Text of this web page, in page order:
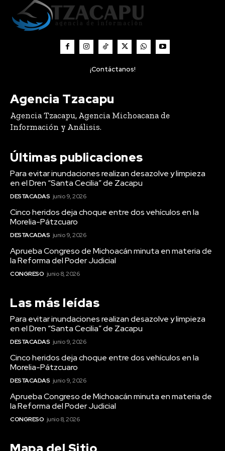
¡Contáctanos!
Agencia Tzacapu
Agencia Tzacapu, Agencia Michoacana de
Información y Análisis.
Últimas publicaciones
Para evitar inundaciones realizan desazolve y limpieza
en el Dren “Santa Cecilia” de Zacapu
DESTACADAS junio 9, 2026
Cinco heridos deja choque entre dos vehículos en la
Morelia-Pátzcuaro
DESTACADAS junio 9, 2026
Aprueba Congreso de Michoacán minuta en materia de
la Reforma del Poder Judicial
CONGRESO junio 8, 2026
Las más leídas
Para evitar inundaciones realizan desazolve y limpieza
en el Dren “Santa Cecilia” de Zacapu
DESTACADAS junio 9, 2026
Cinco heridos deja choque entre dos vehículos en la
Morelia-Pátzcuaro
DESTACADAS junio 9, 2026
Aprueba Congreso de Michoacán minuta en materia de
la Reforma del Poder Judicial
CONGRESO junio 8, 2026